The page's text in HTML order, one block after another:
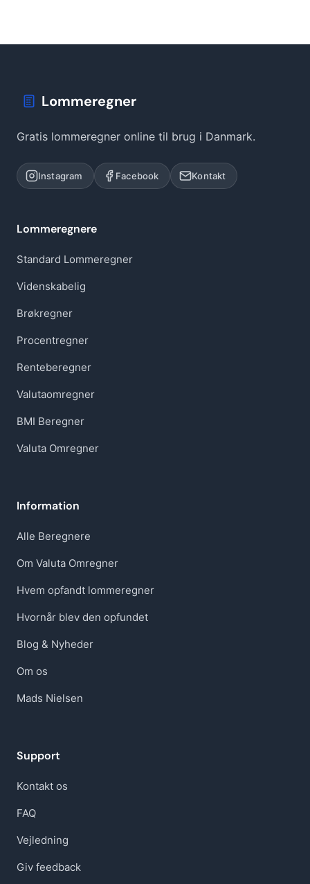
Lommeregner
Gratis lommeregner online til brug i Danmark.
Instagram Facebook Kontakt
Lommeregnere
Standard Lommeregner
Videnskabelig
Brøkregner
Procentregner
Renteberegner
Valutaomregner
BMI Beregner
Valuta Omregner
Information
Alle Beregnere
Om Valuta Omregner
Hvem opfandt lommeregner
Hvornår blev den opfundet
Blog & Nyheder
Om os
Mads Nielsen
Support
Kontakt os
FAQ
Vejledning
Giv feedback